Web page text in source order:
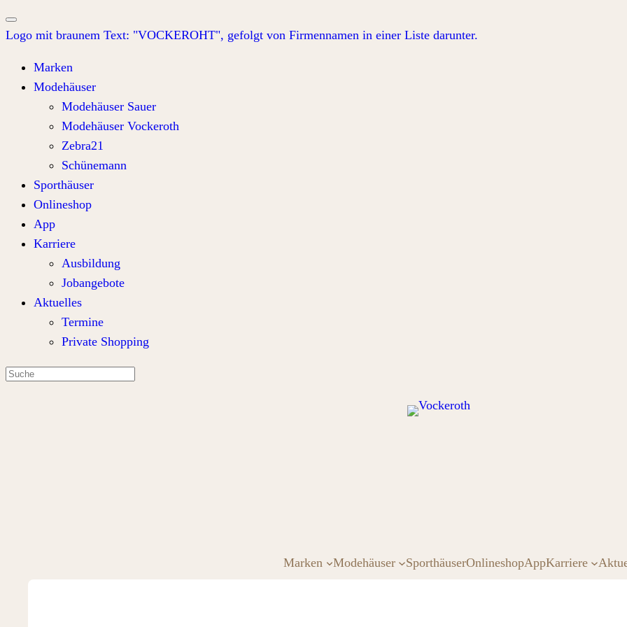
Marken
Modehäuser
Modehäuser Sauer
Modehäuser Vockeroth
Zebra21
Schünemann
Sporthäuser
Onlineshop
App
Karriere
Ausbildung
Jobangebote
Aktuelles
Termine
Private Shopping
Marken Modehäuser SporthäuserOnlineshopAppKarriere